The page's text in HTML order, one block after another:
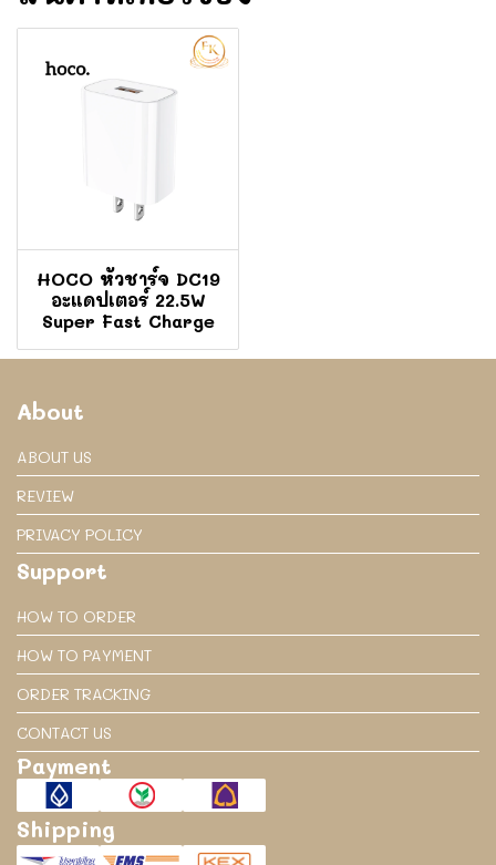
HOCO หัวชาร์จ DC19
อะแดปเตอร์ 22.5W
Super Fast Charge
About
ABOUT US
REVIEW
PRIVACY POLICY
Support
HOW TO ORDER
HOW TO PAYMENT
ORDER TRACKING
CONTACT US
Payment
Shipping